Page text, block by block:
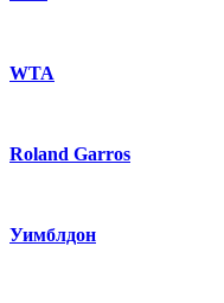
WTA
Roland Garros
Уимблдон